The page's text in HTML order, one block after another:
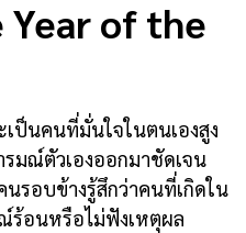
Year of the
ป็นคนที่มั่นใจในตนเองสูง
รมณ์ตัวเองออกมาชัดเจน
รอบข้างรู้สึกว่าคนที่เกิดใน
ร้อนหรือไม่ฟังเหตุผล